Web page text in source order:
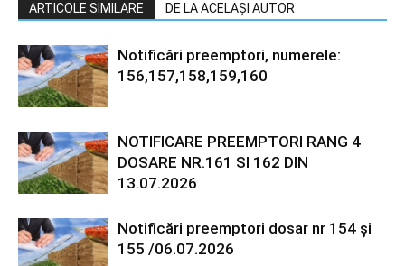
ARTICOLE SIMILARE DE LA ACELAȘI AUTOR
Notificări preemptori, numerele:
156,157,158,159,160
NOTIFICARE PREEMPTORI RANG 4
DOSARE NR.161 SI 162 DIN
13.07.2026
Notificări preemptori dosar nr 154 și
155 /06.07.2026